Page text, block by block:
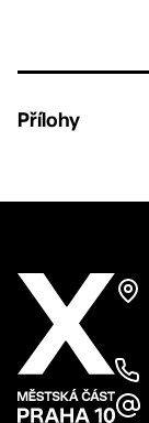
Přílohy